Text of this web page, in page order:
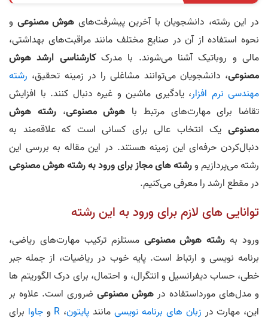
در این رشته، دانشجویان با آخرین پیشرفت‌های هوش مصنوعی و
نحوه استفاده از آن در صنایع مختلف مانند مراقبت‌های بهداشتی،
مالی و روباتیک آشنا می‌شوند. با مدرککارشناسی ارشد هوش
مصنوعی، دانشجویان می‌توانند مشاغلی را در زمینه تحقیق، رشته
مهندسی نرم افزار، یادگیری ماشین و غیره دنبال کنند. با افزایش
تقاضا برای مهارت‌های مرتبط با هوش مصنوعی، رشته هوش
مصنوعی یک انتخاب عالی برای کسانی است که علاقه‌مند به
دنبال‌کردن حرفه‌ای این زمینه هستند. در این مقاله به بررسی این
رشته می‌پردازیم ورشته‌ های مجاز برای ورود به رشته هوش مصنوعی
در مقطع ارشد را معرفی می‌کنیم.
توانایی‌ های لازم برای ورود به این رشته
ورود به رشته هوش مصنوعی مستلزم ترکیب مهارت‌های ریاضی،
برنامه‌ نویسی و ارتباط است. پایه خوب در ریاضیات، از جمله جبر
خطی، حساب دیفرانسیل و انتگرال، و احتمال، برای درک الگوریتم‌ ها
و مدل‌های مورداستفاده در هوش مصنوعی ضروری است. علاوه بر
این، مهارت در زبان های برنامه نویسی مانند پایتون، R وجاوا برای